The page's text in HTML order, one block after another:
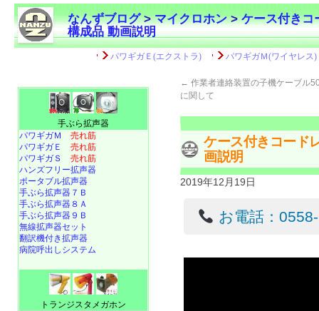
なんずブログ>マイクロホン>ケース付きコ
構成品 動画説明
← 作業者連絡装置の子機ケーブル
に関して
ケース付きコード
画説明
2019年12月19日
お電話：
手ぶら拡声器
パワギガＭ 売れ筋
パワギガＥ 売れ筋
パワギガＳ 売れ筋
ハンズフリー拡声器
ポータブル拡声器
手ぶら拡声器７Ｂ
手ぶら拡声器８Ａ
手ぶら拡声器９Ｂ
無線拡声器セット
翻訳機付き拡声器
病院呼出しシステム
トランジスタメガホン